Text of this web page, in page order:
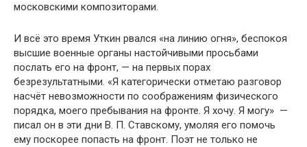
московскими композиторами.
И всё это время Уткин рвался «на линию огня», беспокоя
высшие военные органы настойчивыми просьбами
послать его на фронт, — на первых порах
безрезультатными. «Я категорически отметаю разговор
насчёт невозможности по соображениям физического
порядка, моего пребывания на фронте. Я хочу. Я могу» —
писал он в эти дни В. П. Ставскому, умоляя его помочь
ему поскорее попасть на фронт. Поэт не только не